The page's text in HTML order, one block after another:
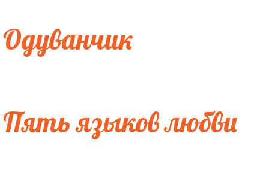
Одуванчик
Пять языков любви